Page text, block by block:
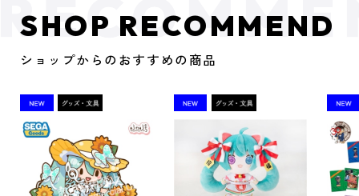
SHOP RECOMMEND
ショップからのおすすめの商品